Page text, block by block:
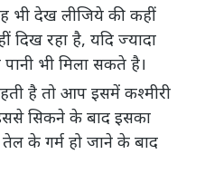
दिख रहा है, यदि ज्यादा
भी मिला सकते है।
सिकने के बाद इसका
के गर्म हो जाने के बाद